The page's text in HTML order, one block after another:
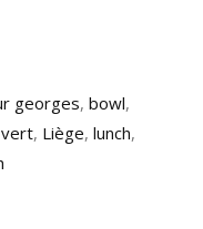
georges, bowl,
, Liège, lunch,